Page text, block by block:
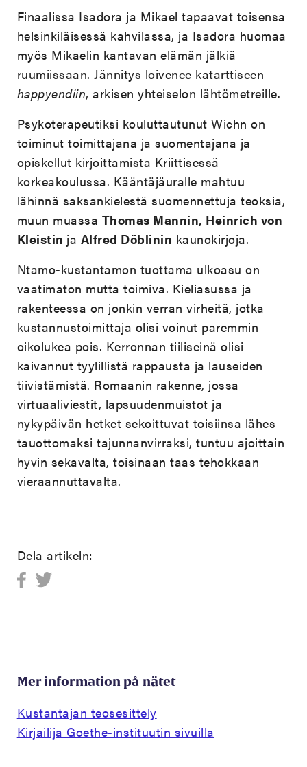
Finaalissa Isadora ja Mikael tapaavat toisensa
helsinkiläisessä kahvilassa, ja Isadora huomaa
myös Mikaelin kantavan elämän jälkiä
ruumiissaan. Jännitys loivenee katarttiseen
happyendiin, arkisen yhteiselon lähtömetreille.
Psykoterapeutiksi kouluttautunut Wichn on
toiminut toimittajana ja suomentajana ja
opiskellut kirjoittamista Kriittisessä
korkeakoulussa. Kääntäjäuralle mahtuu
lähinnä saksankielestä suomennettuja teoksia,
muun muassa Thomas Mannin, Heinrich von
Kleistin ja Alfred Döblinin kaunokirjoja.
Ntamo-kustantamon tuottama ulkoasu on
vaatimaton mutta toimiva. Kieliasussa ja
rakenteessa on jonkin verran virheitä, jotka
kustannustoimittaja olisi voinut paremmin
oikolukea pois. Kerronnan tiiliseinä olisi
kaivannut tyylillistä rappausta ja lauseiden
tiivistämistä. Romaanin rakenne, jossa
virtuaaliviestit, lapsuudenmuistot ja
nykypäivän hetket sekoittuvat toisiinsa lähes
tauottomaksi tajunnanvirraksi, tuntuu ajoittain
hyvin sekavalta, toisinaan taas tehokkaan
vieraannuttavalta.
Dela artikeln:
Mer information på nätet
Kustantajan teosesittely
Kirjailija Goethe-instituutin sivuilla